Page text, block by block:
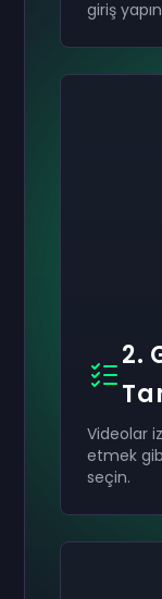
giriş
2.
Videolar
etmek
seçin.